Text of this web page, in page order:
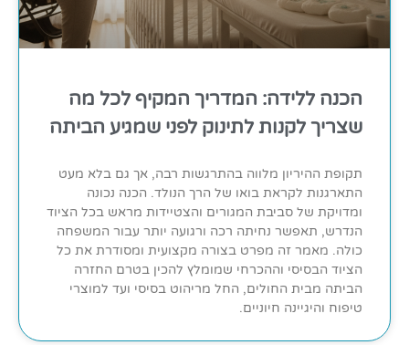
הכנה ללידה: המדריך המקיף לכל מה
שצריך לקנות לתינוק לפני שמגיע הביתה
תקופת ההיריון מלווה בהתרגשות רבה, אך גם בלא מעט
התארגנות לקראת בואו של הרך הנולד. הכנה נכונה
ומדויקת של סביבת המגורים והצטיידות מראש בכל הציוד
הנדרש, תאפשר נחיתה רכה ורגועה יותר עבור המשפחה
כולה. מאמר זה מפרט בצורה מקצועית ומסודרת את כל
הציוד הבסיסי וההכרחי שמומלץ להכין בטרם החזרה
הביתה מבית החולים, החל מריהוט בסיסי ועד למוצרי
טיפוח והיגיינה חיוניים.